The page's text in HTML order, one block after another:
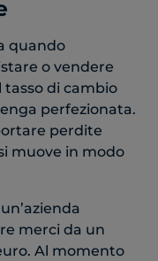
quando
o vendere
tasso di cambio
perfezionata.
perdite
muove in modo
merci da un
Al momento